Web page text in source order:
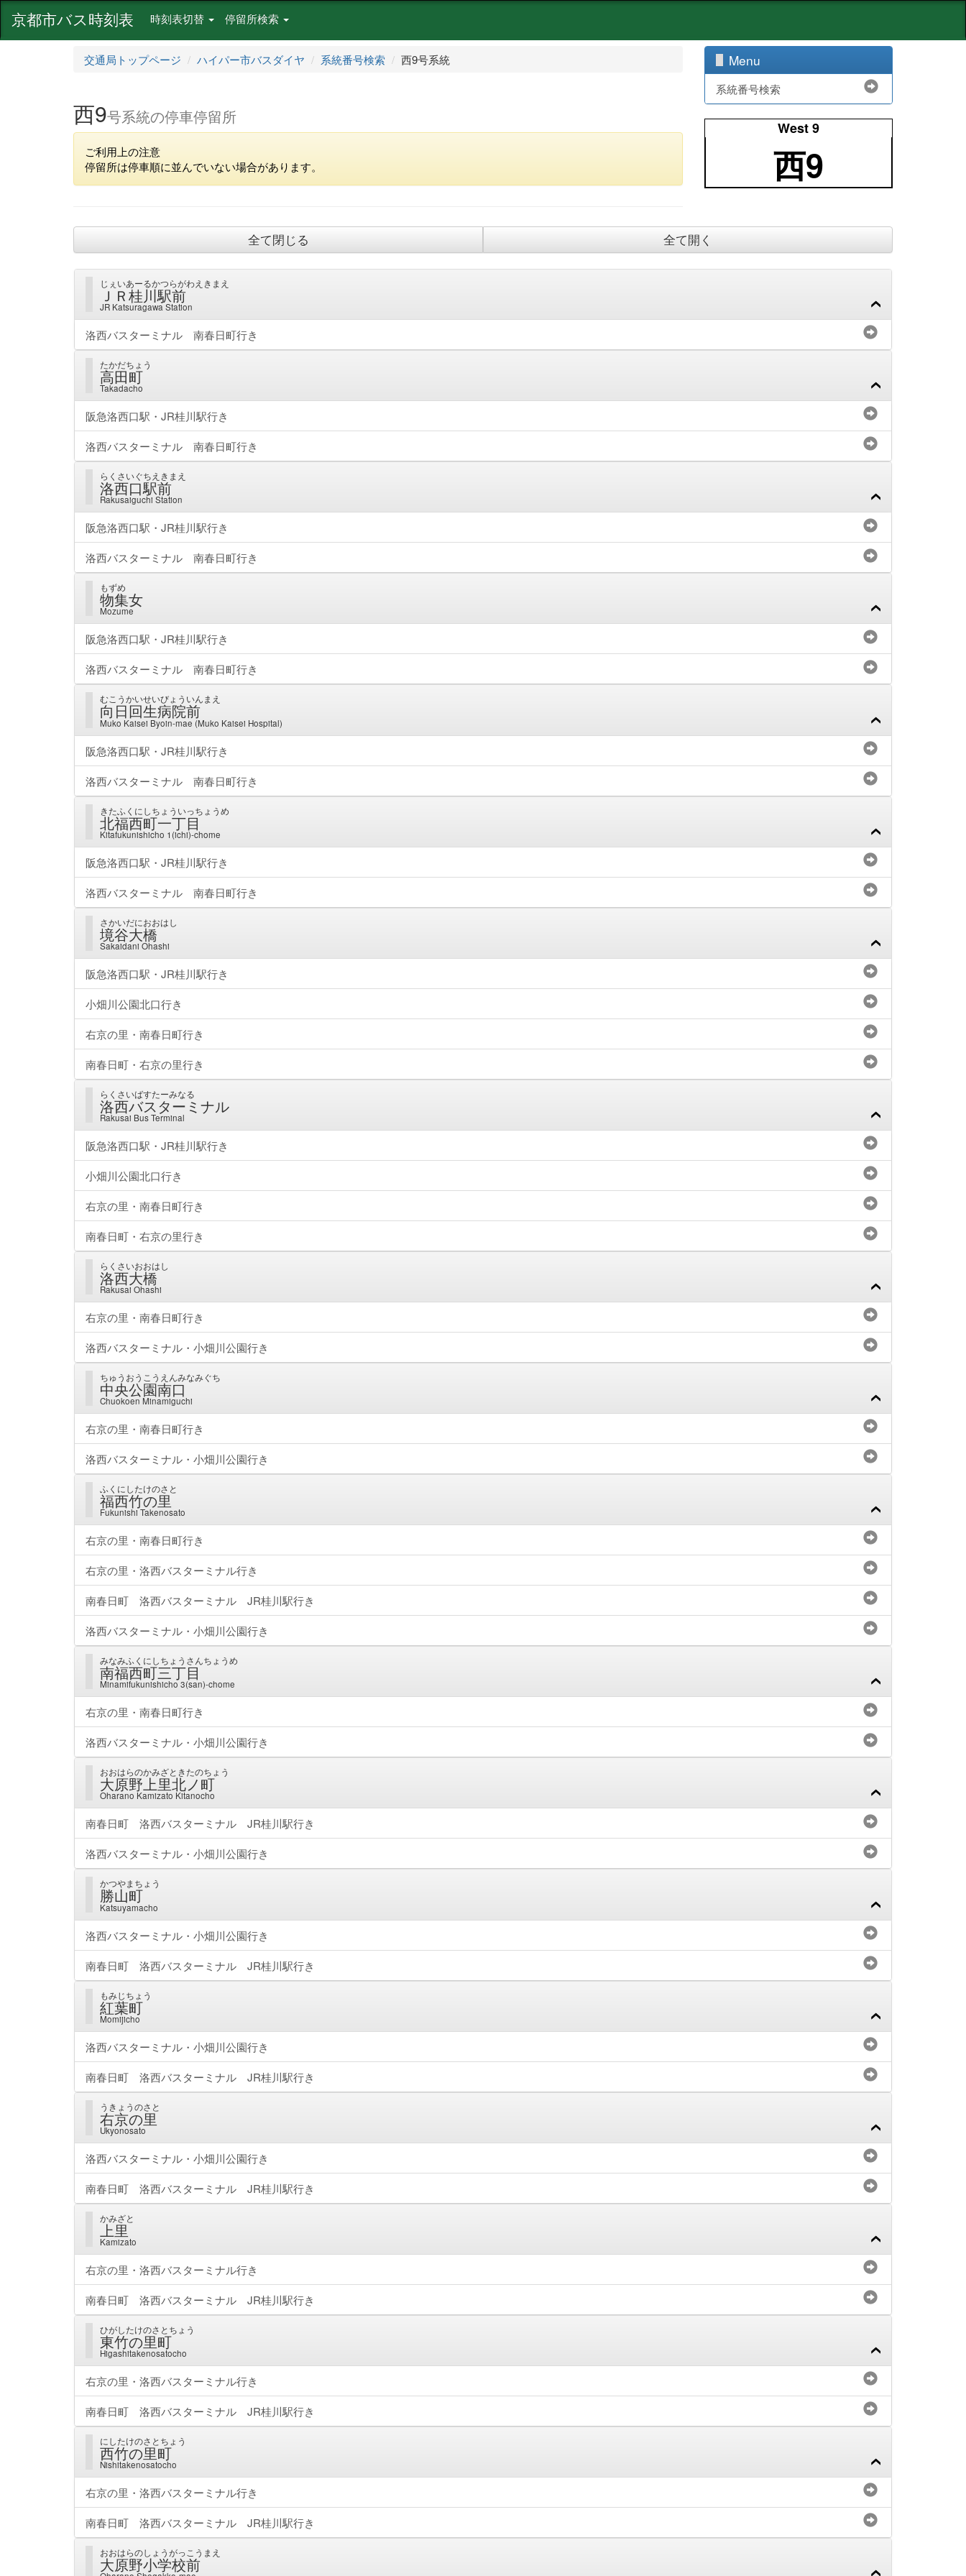
京都市バス時刻表 時刻表切替 停留所検索
交通局トップページ ハイパー市バスダイヤ 系統番号検索 西9号系統
西9号系統の停車停留所
ご利用上の注意
停留所は停車順に並んでいない場合があります。
Menu
系統番号検索
West 9
西9
全て閉じる 全て開く
じぇいあーるかつらがわえきまえ
ＪＲ桂川駅前
JR Katsuragawa Station
洛西バスターミナル 南春日町行き
たかだちょう
高田町
Takadacho
阪急洛西口駅・JR桂川駅行き
洛西バスターミナル 南春日町行き
らくさいぐちえきまえ
洛西口駅前
Rakusaiguchi Station
阪急洛西口駅・JR桂川駅行き
洛西バスターミナル 南春日町行き
もずめ
物集女
Mozume
阪急洛西口駅・JR桂川駅行き
洛西バスターミナル 南春日町行き
むこうかいせいびょういんまえ
向日回生病院前
Muko Kaisei Byoin-mae (Muko Kaisei Hospital)
阪急洛西口駅・JR桂川駅行き
洛西バスターミナル 南春日町行き
きたふくにしちょういっちょうめ
北福西町一丁目
Kitafukunishicho 1(ichi)-chome
阪急洛西口駅・JR桂川駅行き
洛西バスターミナル 南春日町行き
さかいだにおおはし
境谷大橋
Sakaidani Ohashi
阪急洛西口駅・JR桂川駅行き
小畑川公園北口行き
右京の里・南春日町行き
南春日町・右京の里行き
らくさいばすたーみなる
洛西バスターミナル
Rakusai Bus Terminal
阪急洛西口駅・JR桂川駅行き
小畑川公園北口行き
右京の里・南春日町行き
南春日町・右京の里行き
らくさいおおはし
洛西大橋
Rakusai Ohashi
右京の里・南春日町行き
洛西バスターミナル・小畑川公園行き
ちゅうおうこうえんみなみぐち
中央公園南口
Chuokoen Minamiguchi
右京の里・南春日町行き
洛西バスターミナル・小畑川公園行き
ふくにしたけのさと
福西竹の里
Fukunishi Takenosato
右京の里・南春日町行き
右京の里・洛西バスターミナル行き
南春日町 洛西バスターミナル JR桂川駅行き
洛西バスターミナル・小畑川公園行き
みなみふくにしちょうさんちょうめ
南福西町三丁目
Minamifukunishicho 3(san)-chome
右京の里・南春日町行き
洛西バスターミナル・小畑川公園行き
おおはらのかみざときたのちょう
大原野上里北ノ町
Oharano Kamizato Kitanocho
南春日町 洛西バスターミナル JR桂川駅行き
洛西バスターミナル・小畑川公園行き
かつやまちょう
勝山町
Katsuyamacho
洛西バスターミナル・小畑川公園行き
南春日町 洛西バスターミナル JR桂川駅行き
もみじちょう
紅葉町
Momijicho
洛西バスターミナル・小畑川公園行き
南春日町 洛西バスターミナル JR桂川駅行き
うきょうのさと
右京の里
Ukyonosato
洛西バスターミナル・小畑川公園行き
南春日町 洛西バスターミナル JR桂川駅行き
かみざと
上里
Kamizato
右京の里・洛西バスターミナル行き
南春日町 洛西バスターミナル JR桂川駅行き
ひがしたけのさとちょう
東竹の里町
Higashitakenosatocho
右京の里・洛西バスターミナル行き
南春日町 洛西バスターミナル JR桂川駅行き
にしたけのさとちょう
西竹の里町
Nishitakenosatocho
右京の里・洛西バスターミナル行き
南春日町 洛西バスターミナル JR桂川駅行き
おおはらのしょうがっこうまえ
大原野小学校前